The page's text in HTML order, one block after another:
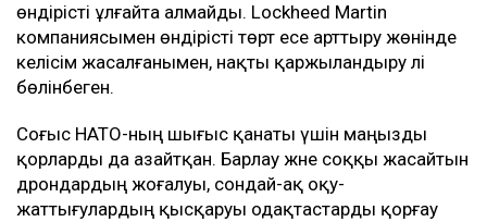
өндірісті ұлғайта алмайды. Lockheed Martin
компаниясымен өндірісті төрт есе арттыру жөнінде
келісім жасалғанымен, нақты қаржыландыру әлі
бөлінбеген.
Соғыс НАТО-ның шығыс қанаты үшін маңызды
қорларды да азайтқан. Барлау және соққы жасайтын
дрондардың жоғалуы, сондай-ақ оқу-
жаттығулардың қысқаруы одақтастарды қорғау